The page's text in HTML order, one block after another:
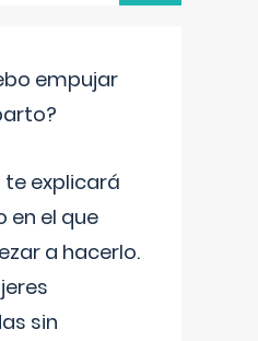
empujar
explicará
en el que
a hacerlo.
sin